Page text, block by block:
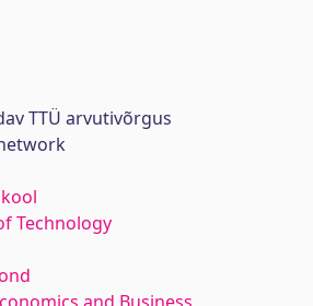
TTÜ arvutivõrgus
Technology